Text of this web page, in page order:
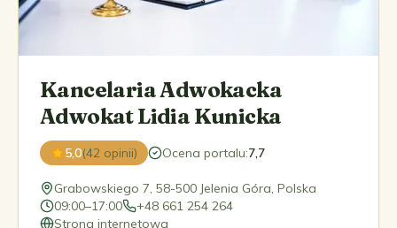
Kancelaria Adwokacka
Adwokat Lidia Kunicka
5,0(42 opinii) Ocena portalu:7,7
Grabowskiego 7, 58-500 Jelenia Góra, Polska
09:00–17:00
+48 661 254 264
Strona internetowa